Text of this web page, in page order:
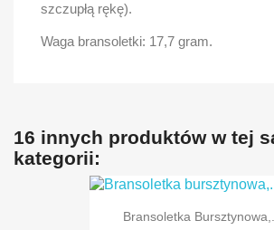
szczupłą rękę).
Waga bransoletki: 17,7 gram.
16 innych produktów w tej
kategorii:
Bransoletka Bursztynowa,...